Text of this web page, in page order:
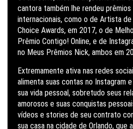
cantora também lhe rendeu prêmios
internacionais, como o de Artista
Choice Awards, em 2017, o de
Prêmio Contigo! Online, e de
no Meus Prêmios Nick, ambos em
Extremamente ativa nas redes
alimenta suas contas no Instagram
sua vida pessoal, sobretudo seus
amorosos e suas conquistas
vídeos e stories de seu contrato
sua casa na cidade de Orlando, que